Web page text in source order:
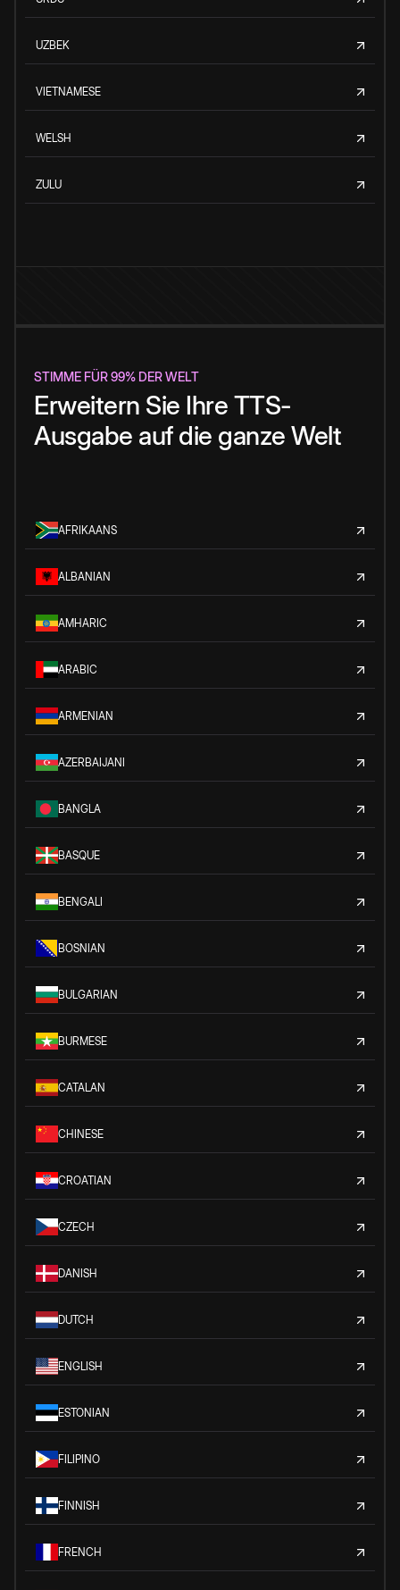
UZBEK
VIETNAMESE
WELSH
ZULU
STIMME FÜR 99% DER WELT
Erweitern Sie Ihre TTS-
Ausgabe auf die ganze Welt
AFRIKAANS
ALBANIAN
AMHARIC
ARABIC
ARMENIAN
AZERBAIJANI
BANGLA
BASQUE
BENGALI
BOSNIAN
BULGARIAN
BURMESE
CATALAN
CHINESE
CROATIAN
CZECH
DANISH
DUTCH
ENGLISH
ESTONIAN
FILIPINO
FINNISH
FRENCH